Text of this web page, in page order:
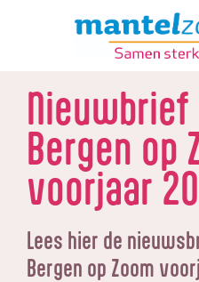
Bergen op
voorjaar
Lees hier de
Bergen op Zoom